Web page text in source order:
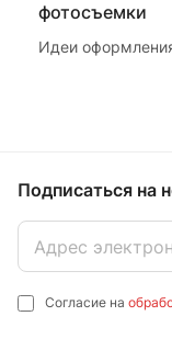
фотосъемки
Идеи
Подписаться на
Согласие на